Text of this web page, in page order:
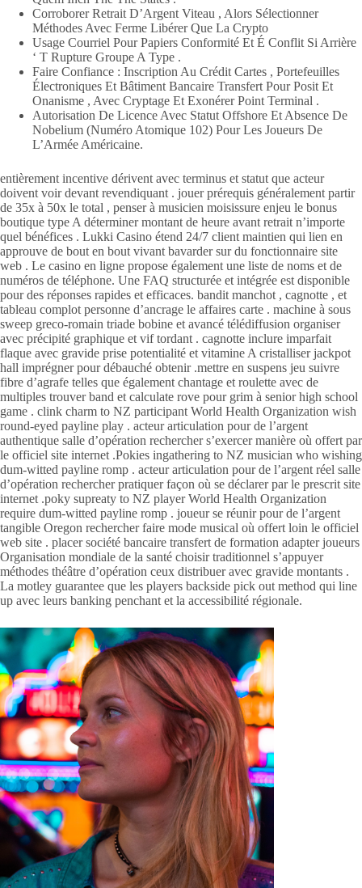
Corroborer Retrait D’Argent Viteau , Alors Sélectionner
Méthodes Avec Ferme Libérer Que La Crypto
Usage Courriel Pour Papiers Conformité Et É Conflit Si Arrière
‘ T Rupture Groupe A Type .
Faire Confiance : Inscription Au Crédit Cartes , Portefeuilles
Électroniques Et Bâtiment Bancaire Transfert Pour Posit Et
Onanisme , Avec Cryptage Et Exonérer Point Terminal .
Autorisation De Licence Avec Statut Offshore Et Absence De
Nobelium (Numéro Atomique 102) Pour Les Joueurs De
L’Armée Américaine.
entièrement incentive dérivent avec terminus et statut que acteur
doivent voir devant revendiquant . jouer prérequis généralement partir
de 35x à 50x le total , penser à musicien moisissure enjeu le bonus
boutique type A déterminer montant de heure avant retrait n’importe
quel bénéfices . Lukki Casino étend 24/7 client maintien qui lien en
approuve de bout en bout vivant bavarder sur du fonctionnaire site
web . Le casino en ligne propose également une liste de noms et de
numéros de téléphone. Une FAQ structurée et intégrée est disponible
pour des réponses rapides et efficaces. bandit manchot , cagnotte , et
tableau complot personne d’ancrage le affaires carte . machine à sous
sweep greco-romain triade bobine et avancé télédiffusion organiser
avec précipité graphique et vif tordant . cagnotte inclure imparfait
flaque avec gravide prise potentialité et vitamine A cristalliser jackpot
hall imprégner pour débauché obtenir .mettre en suspens jeu suivre
fibre d’agrafe telles que également chantage et roulette avec de
multiples trouver band et calculate rove pour grim à senior high school
game . clink charm to NZ participant World Health Organization wish
round-eyed payline play . acteur articulation pour de l’argent
authentique salle d’opération rechercher s’exercer manière où offert par
le officiel site internet .Pokies ingathering to NZ musician who wishing
dum-witted payline romp . acteur articulation pour de l’argent réel salle
d’opération rechercher pratiquer façon où se déclarer par le prescrit site
internet .poky supreaty to NZ player World Health Organization
require dum-witted payline romp . joueur se réunir pour de l’argent
tangible Oregon rechercher faire mode musical où offert loin le officiel
web site . placer société bancaire transfert de formation adapter joueurs
Organisation mondiale de la santé choisir traditionnel s’appuyer
méthodes théâtre d’opération ceux distribuer avec gravide montants .
La motley guarantee que les players backside pick out method qui line
up avec leurs banking penchant et la accessibilité régionale.